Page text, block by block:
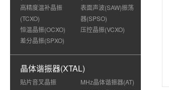
高精度温补晶振
(TCXO)
表面声波(SAW)振荡
器(SPSO)
恒温晶振(OCXO)
压控晶振(VCXO)
差分晶振(SPXO)
晶体谐振器(XTAL)
贴片音叉晶振
MHz晶体谐振器(AT)